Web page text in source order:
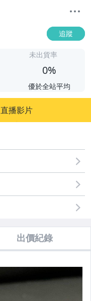
追蹤
未出貨率
0%
優於全站平均
直播影片
出價紀錄